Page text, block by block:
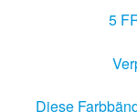
5
Diese